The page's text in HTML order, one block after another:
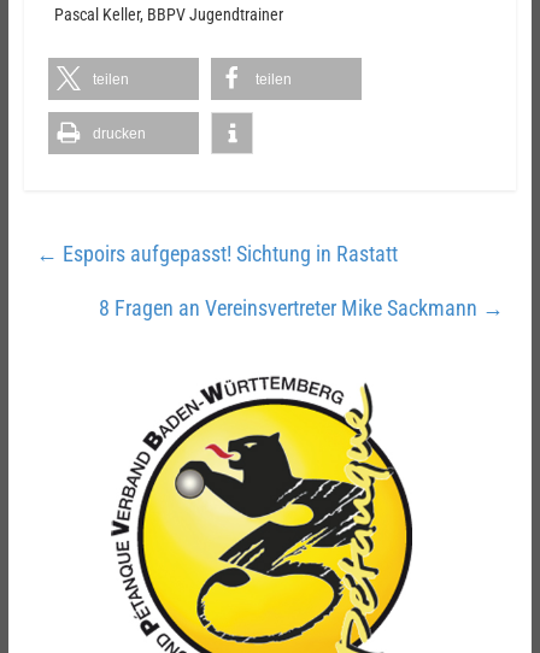
Pascal Keller, BBPV Jugendtrainer
teilen teilen
drucken
← Espoirs aufgepasst! Sichtung in Rastatt
8 Fragen an Vereinsvertreter Mike Sackmann →